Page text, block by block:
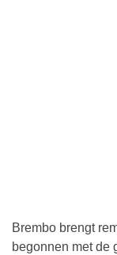
Brembo brengt
begonnen met de